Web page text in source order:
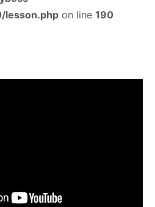
lesson.php on line 190